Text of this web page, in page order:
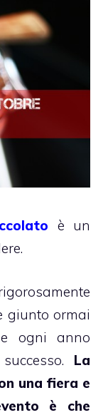
è un
giunto ormai
ogni anno
La
una fiera e
è che